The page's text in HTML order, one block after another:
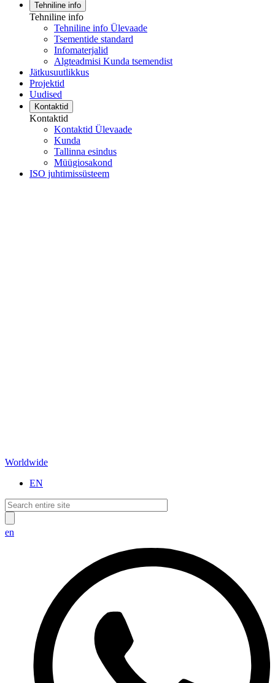
Tehniline info
Tehniline info
Tehniline info Ülevaade
Tsementide standard
Infomaterjalid
Algteadmisi Kunda tsemendist
Jätkusuutlikkus
Projektid
Uudised
Kontaktid
Kontaktid
Kontaktid Ülevaade
Kunda
Tallinna esindus
Müügiosakond
ISO juhtimissüsteem
Worldwide
EN
en